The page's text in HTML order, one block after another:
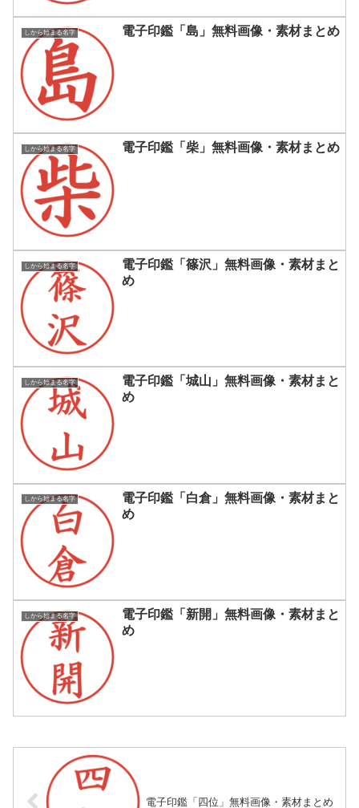
しから始まる名字 電子印鑑「島」無料画像・素材まとめ
しから始まる名字 電子印鑑「柴」無料画像・素材まとめ
しから始まる名字
電子印鑑「篠沢」無料画像・素材まと
め
しから始まる名字
電子印鑑「城山」無料画像・素材まと
め
しから始まる名字
電子印鑑「白倉」無料画像・素材まと
め
しから始まる名字
電子印鑑「新開」無料画像・素材まと
め
電子印鑑「四位」無料画像・素材まとめ